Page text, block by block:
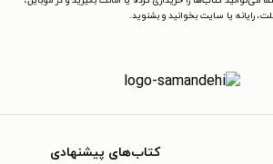
رایانه یا سایت بخوانید و بشنوید.
کتاب‌های پیشنهادی